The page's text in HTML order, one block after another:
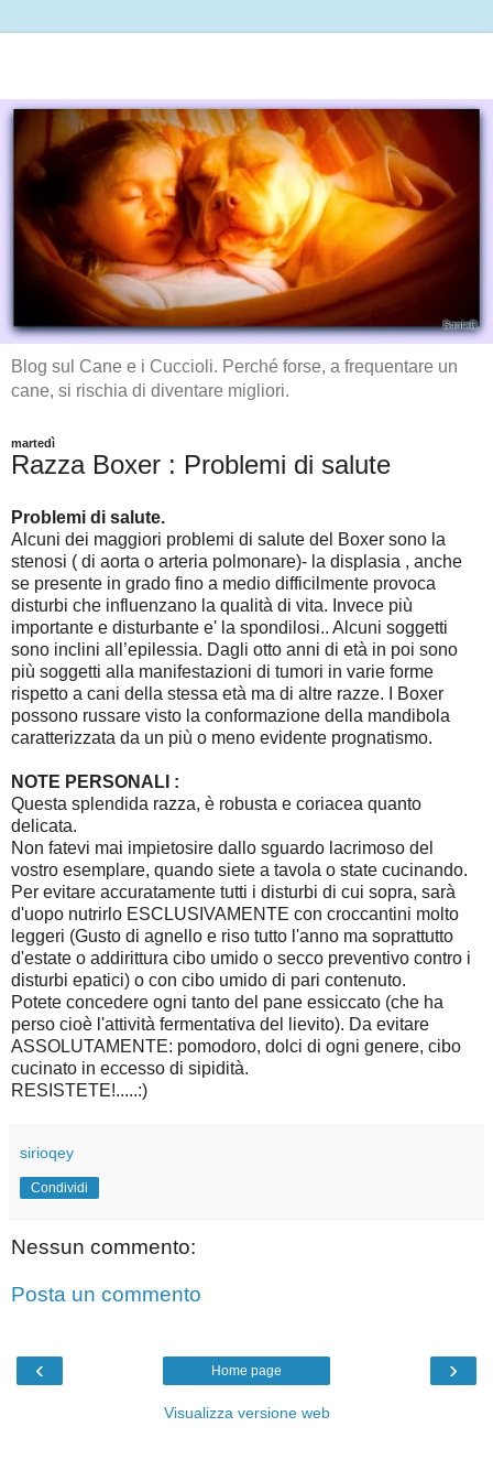
Blog sul Cane e i Cuccioli. Perché forse, a frequentare un
cane, si rischia di diventare migliori.
martedì
Razza Boxer : Problemi di salute
Problemi di salute.
Alcuni dei maggiori problemi di salute del Boxer sono la
stenosi ( di aorta o arteria polmonare)- la displasia , anche
se presente in grado fino a medio difficilmente provoca
disturbi che influenzano la qualità di vita. Invece più
importante e disturbante e' la spondilosi.. Alcuni soggetti
sono inclini all’epilessia. Dagli otto anni di età in poi sono
più soggetti alla manifestazioni di tumori in varie forme
rispetto a cani della stessa età ma di altre razze. I Boxer
possono russare visto la conformazione della mandibola
caratterizzata da un più o meno evidente prognatismo.
NOTE PERSONALI :
Questa splendida razza, è robusta e coriacea quanto
delicata.
Non fatevi mai impietosire dallo sguardo lacrimoso del
vostro esemplare, quando siete a tavola o state cucinando.
Per evitare accuratamente tutti i disturbi di cui sopra, sarà
d'uopo nutrirlo ESCLUSIVAMENTE con croccantini molto
leggeri (Gusto di agnello e riso tutto l'anno ma soprattutto
d'estate o addirittura cibo umido o secco preventivo contro i
disturbi epatici) o con cibo umido di pari contenuto.
Potete concedere ogni tanto del pane essiccato (che ha
perso cioè l'attività fermentativa del lievito). Da evitare
ASSOLUTAMENTE: pomodoro, dolci di ogni genere, cibo
cucinato in eccesso di sipidità.
RESISTETE!.....:)
sirioqey
Condividi
Nessun commento:
Posta un commento
‹ ›
Home page
Visualizza versione web